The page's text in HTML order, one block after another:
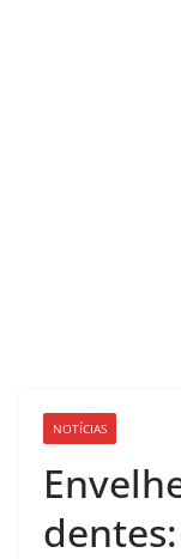
NOTÍCIAS